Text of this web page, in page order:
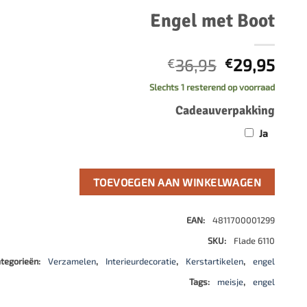
500 stukjes XL
1000 stukjes
5000 stukjes
Schaken
schaakklok
schaakset
schaakstukken
Engel met Boot
€36,95
prijs
was:
€36,95.
€29,95
prijs
is:
Slechts 1 resterend op voorraad
Cadeauverpakking
Ja
TOEVOEGEN AAN WINKELWAGEN
EAN:
4811700001299
SKU:
Flade 6110
Verzamelen, Interieurdecoratie, Kerstartikelen,
engel
Tags:
meisje, engel